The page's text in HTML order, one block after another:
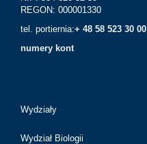
REGON: 000001330
tel. portiernia:+ 48 58 523 30 00
numery kont
Wydziały
Wydział Biologii